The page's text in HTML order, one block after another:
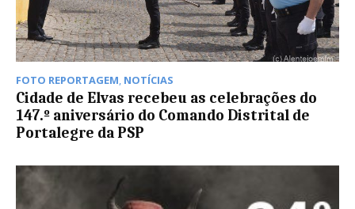
FOTO REPORTAGEM, NOTÍCIAS
Cidade de Elvas recebeu as celebrações do
147.º aniversário do Comando Distrital de
Portalegre da PSP